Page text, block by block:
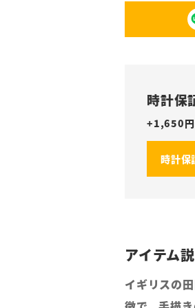
時計保
+1,650
時計保
イギリスの